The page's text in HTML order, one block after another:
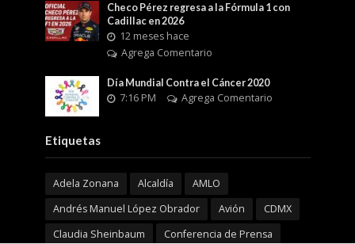
Checo Pérez regresa a la Fórmula 1 con
Cadillac en 2026
12 meses hace
Agrega Comentario
Día Mundial Contra el Cáncer 2020
7:16 PM Agrega Comentario
Etiquetas
Adela Zonana Alcaldía
AMLO
Andrés Manuel López Obrador
Avión
CDMX
Claudia Sheinbaum
Conferencia de Prensa